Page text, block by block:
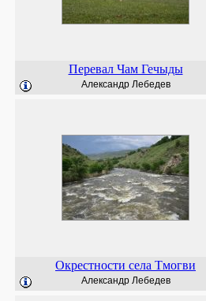
Перевал Чам Гечыды
Александр Лебедев
Окрестности села Тмогви
Александр Лебедев